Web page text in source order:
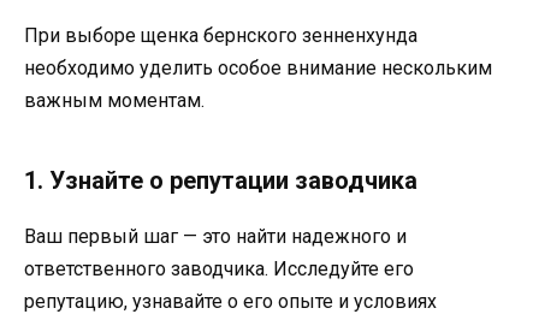
При выборе щенка бернского зенненхунда
необходимо уделить особое внимание нескольким
важным моментам.
1. Узнайте о репутации заводчика
Ваш первый шаг — это найти надежного и
ответственного заводчика. Исследуйте его
репутацию, узнавайте о его опыте и условиях